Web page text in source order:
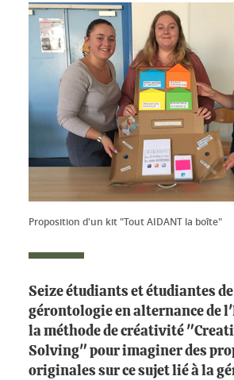
Proposition d'un kit "Tout AIDANT la boîte"
Seize étudiants et étudiantes
gérontologie en alternance de
la méthode de créativité
Solving" pour imaginer des
originales sur ce sujet lié à la